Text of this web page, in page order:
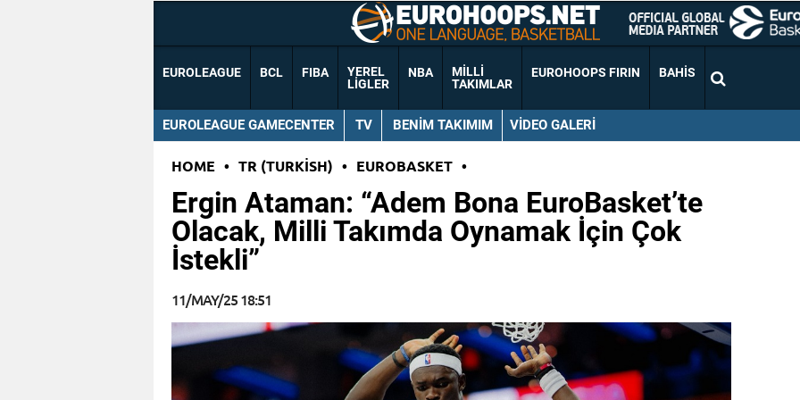
EUROLEAGUE BCL FIBA
YEREL
LIGLER
NBA
MILLI
TAKIMLAR
EUROHOOPS FIRIN BAHIS
EUROLEAGUE GAMECENTER TV BENIM TAKIMIM VIDEO GALERI
HOME • TR (TURKISH) • EUROBASKET •
Ergin Ataman: “Adem Bona EuroBasket’te
Olacak, Milli Takımda Oynamak İçin Çok
İstekli”
11/MAY/25 18:51